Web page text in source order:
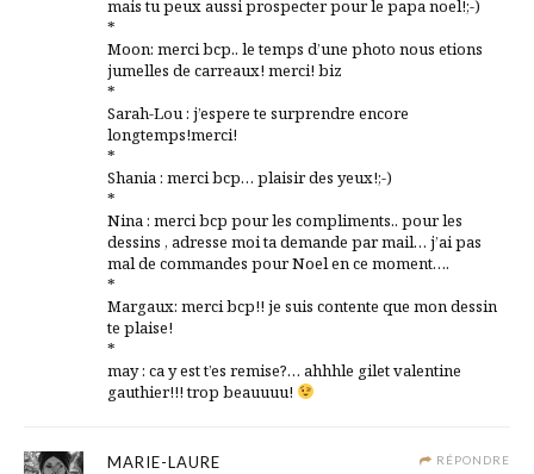
mais tu peux aussi prospecter pour le papa noel!;-)
*
Moon: merci bcp.. le temps d’une photo nous etions
jumelles de carreaux! merci! biz
*
Sarah-Lou : j’espere te surprendre encore
longtemps!merci!
*
Shania : merci bcp… plaisir des yeux!;-)
*
Nina : merci bcp pour les compliments.. pour les
dessins , adresse moi ta demande par mail… j’ai pas
mal de commandes pour Noel en ce moment….
*
Margaux: merci bcp!! je suis contente que mon dessin
te plaise!
*
may : ca y est t’es remise?… ahhhle gilet valentine
gauthier!!! trop beauuuu!
RÉPONDRE
MARIE-LAURE